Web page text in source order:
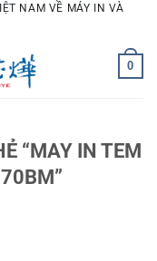
NAM VỀ MÁY IN VÀ
0
“MAY IN TEM